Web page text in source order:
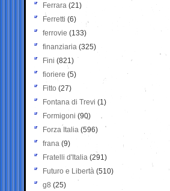
Ferrara (21)
Ferretti (6)
ferrovie (133)
finanziaria (325)
Fini (821)
fioriere (5)
Fitto (27)
Fontana di Trevi (1)
Formigoni (90)
Forza Italia (596)
frana (9)
Fratelli d'Italia (291)
Futuro e Libertà (510)
g8 (25)